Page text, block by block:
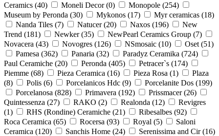
Ceramics (40) Moneli Decor (0) Monopole (254)
Museum by Peronda (30) Mykonos (17) Myr ceramicas (18)
Nanda Tiles (7) Natucer (20) Naxos (196)
New
Trend (181) Newker (35) NewPearl Ceramics Group (7)
Novacera (43) Novogres (126) NSmosaic (10) Oset (51)
Pamesa (362) Panaria (32) Paradyz Ceramika (724)
Paul Ceramiche (20) Peronda (405) Petracer`s (174)
Piemme (68) Pieza Ceramica (16) Pieza Rosa (1)
Plaza
(8) Polis (6) Porcelanicos Hdc (9) Porcelanite Dos (199)
Porcelanosa (828) Primavera (192) Prissmacer (26)
Quintessenza (27) RAKO (2) Realonda (12)
Revigres
(1) RHS (Rondine) Ceramiche (21) Ribesalbes (92)
Roca Ceramica (65) Rocersa (93) Royal (5)
Saloni
Ceramica (120) Sanchis Home (24) Serenissima and Cir (16)